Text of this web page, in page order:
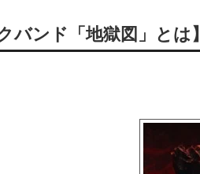
バンド「地獄図」とは】